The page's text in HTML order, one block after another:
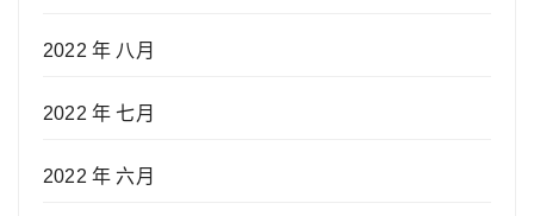
2022 年 八月
2022 年 七月
2022 年 六月